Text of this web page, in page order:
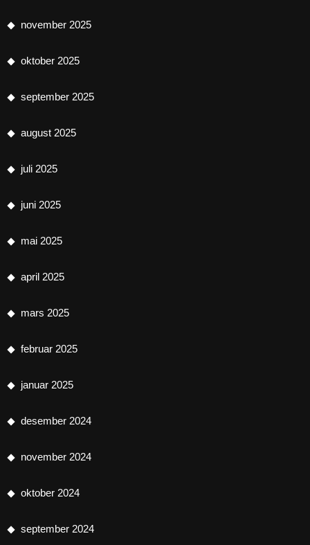
november 2025
oktober 2025
september 2025
august 2025
juli 2025
juni 2025
mai 2025
april 2025
mars 2025
februar 2025
januar 2025
desember 2024
november 2024
oktober 2024
september 2024